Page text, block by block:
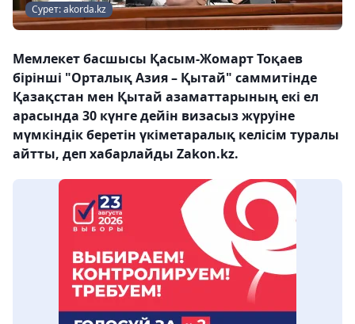
Сурет: akorda.kz
Мемлекет басшысы Қасым-Жомарт Тоқаев
бірінші "Орталық Азия – Қытай" саммитінде
Қазақстан мен Қытай азаматтарының екі ел
арасында 30 күнге дейін визасыз жүруіне
мүмкіндік беретін үкіметаралық келісім туралы
айтты, деп хабарлайды Zakon.kz.